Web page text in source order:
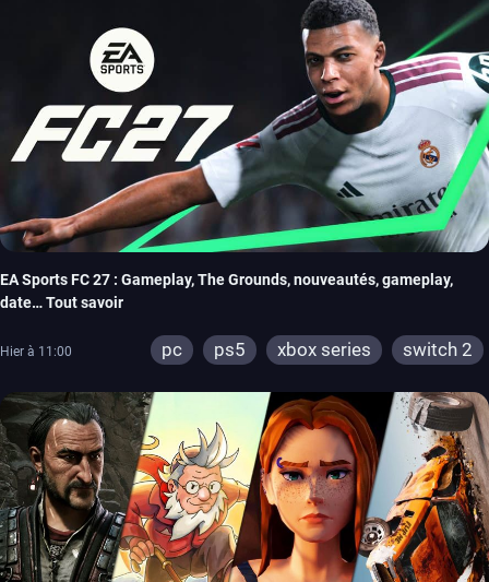
EA Sports FC 27 : Gameplay, The Grounds, nouveautés, gameplay,
date… Tout savoir
Hier à 11:00 pc ps5 xbox series switch 2